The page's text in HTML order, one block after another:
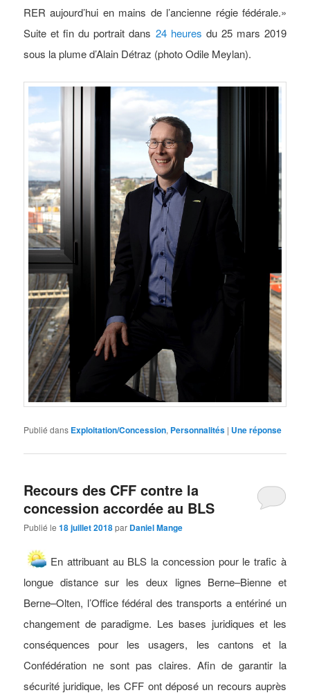
RER aujourd’hui en mains de l’ancienne régie fédérale.»
Suite et fin du portrait dans 24 heures du 25 mars 2019
sous la plume d’Alain Détraz (photo Odile Meylan).
Publié dans Exploitation/Concession, Personnalités | Uneréponse
Recours des CFF contre la
concession accordée au BLS
Publié le18 juillet 2018par Daniel Mange
En attribuant au BLS la concession pour le trafic à
longue distance sur les deux lignes Berne–Bienne et
Berne–Olten, l’Office fédéral des transports a entériné un
changement de paradigme. Les bases juridiques et les
conséquences pour les usagers, les cantons et la
Confédération ne sont pas claires. Afin de garantir la
sécurité juridique, les CFF ont déposé un recours auprès